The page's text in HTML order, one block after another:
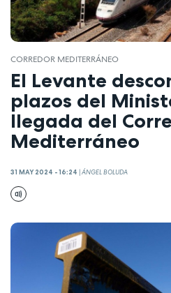
CORREDOR MEDITERRÁNEO
El Levante
plazos del
llegada del
Mediterráneo
31 MAY 2024 - 16:24 |ÁNGEL BOLUDA